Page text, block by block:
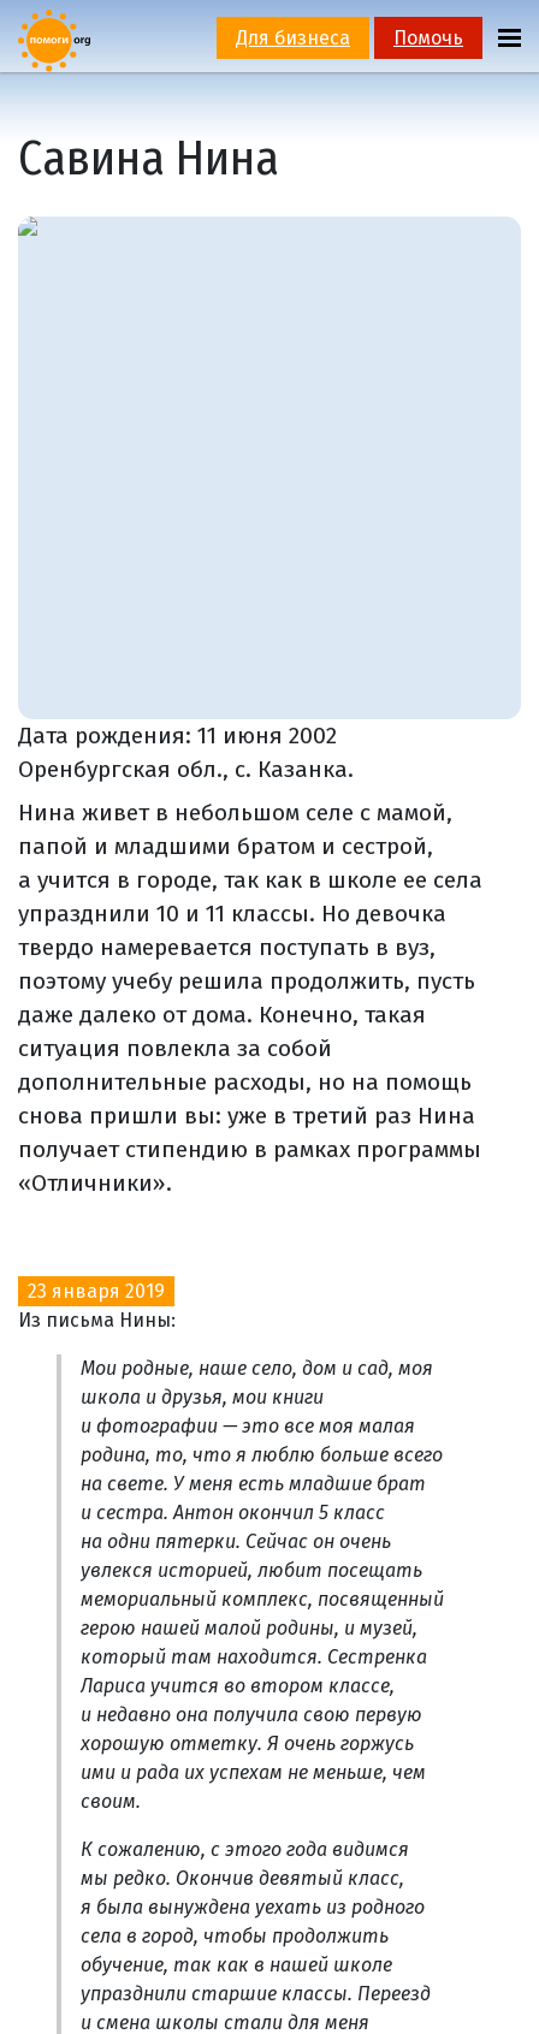
Для бизнеса Помочь
Савина Нина
Дата рождения: 11 июня 2002
Оренбургская обл., с. Казанка.
Нина живет в небольшом селе с мамой,
папой и младшими братом и сестрой,
а учится в городе, так как в школе ее села
упразднили 10 и 11 классы. Но девочка
твердо намеревается поступать в вуз,
поэтому учебу решила продолжить, пусть
даже далеко от дома. Конечно, такая
ситуация повлекла за собой
дополнительные расходы, но на помощь
снова пришли вы: уже в третий раз Нина
получает стипендию в рамках программы
«Отличники».
23 января 2019
Из письма Нины:
Мои родные, наше село, дом и сад, моя
школа и друзья, мои книги
и фотографии — это все моя малая
родина, то, что я люблю больше всего
на свете. У меня есть младшие брат
и сестра. Антон окончил 5 класс
на одни пятерки. Сейчас он очень
увлекся историей, любит посещать
мемориальный комплекс, посвященный
герою нашей малой родины, и музей,
который там находится. Сестренка
Лариса учится во втором классе,
и недавно она получила свою первую
хорошую отметку. Я очень горжусь
ими и рада их успехам не меньше, чем
своим.
К сожалению, с этого года видимся
мы редко. Окончив девятый класс,
я была вынуждена уехать из родного
села в город, чтобы продолжить
обучение, так как в нашей школе
упразднили старшие классы. Переезд
и смена школы стали для меня